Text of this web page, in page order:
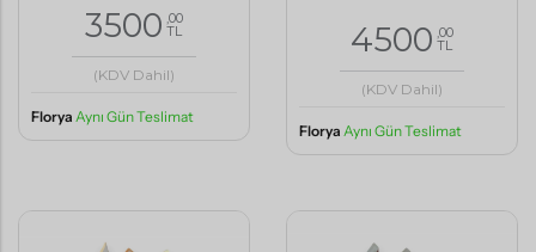
3500 ,00
TL
(KDV Dahil)
Florya Aynı Gün Teslimat
4500 ,00
TL
(KDV Dahil)
Florya Aynı Gün Teslimat